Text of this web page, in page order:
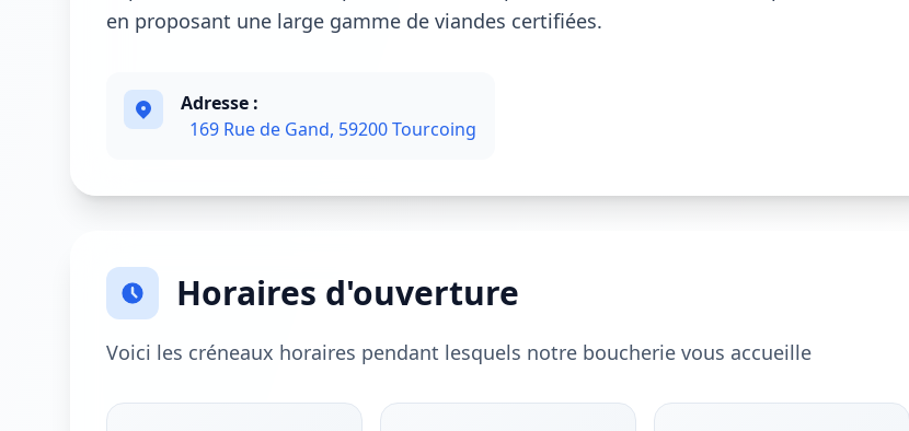
en proposant une large gamme de viandes certifiées.
Adresse :
169 Rue de Gand, 59200 Tourcoing
Horaires d'ouverture
Voici les créneaux horaires pendant lesquels notre boucherie vous accueille